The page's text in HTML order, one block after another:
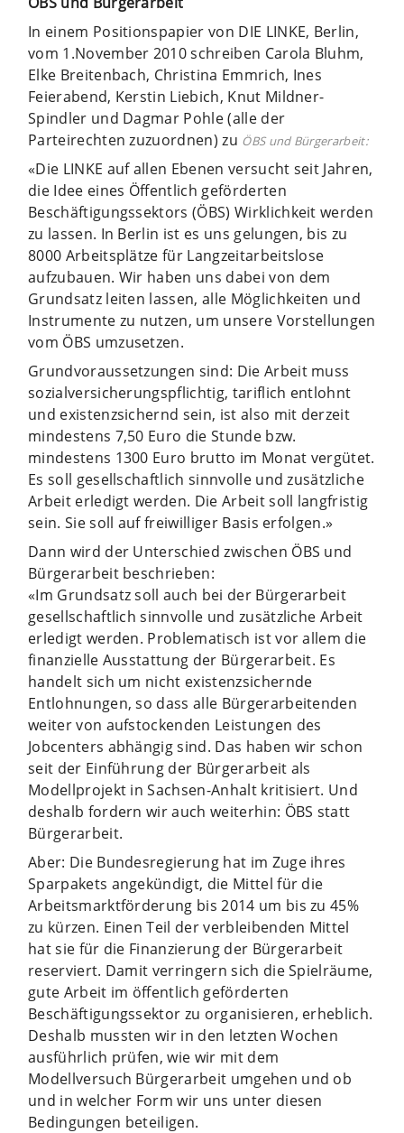
In einem Positionspapier von DIE LINKE, Berlin,
vom 1.November 2010 schreiben Carola Bluhm,
Elke Breitenbach, Christina Emmrich, Ines
Feierabend, Kerstin Liebich, Knut Mildner-
Spindler und Dagmar Pohle (alle der
Parteirechten zuzuordnen) zu ÖBS und Bürgerarbeit:
«Die LINKE auf allen Ebenen versucht seit Jahren,
die Idee eines Öffentlich geförderten
Beschäftigungssektors (ÖBS) Wirklichkeit werden
zu lassen. In Berlin ist es uns gelungen, bis zu
8000 Arbeitsplätze für Langzeitarbeitslose
aufzubauen. Wir haben uns dabei von dem
Grundsatz leiten lassen, alle Möglichkeiten und
Instrumente zu nutzen, um unsere Vorstellungen
vom ÖBS umzusetzen.
Grundvoraussetzungen sind: Die Arbeit muss
sozialversicherungspflichtig, tariflich entlohnt
und existenzsichernd sein, ist also mit derzeit
mindestens 7,50 Euro die Stunde bzw.
mindestens 1300 Euro brutto im Monat vergütet.
Es soll gesellschaftlich sinnvolle und zusätzliche
Arbeit erledigt werden. Die Arbeit soll langfristig
sein. Sie soll auf freiwilliger Basis erfolgen.»
Dann wird der Unterschied zwischen ÖBS und
Bürgerarbeit beschrieben:
«Im Grundsatz soll auch bei der Bürgerarbeit
gesellschaftlich sinnvolle und zusätzliche Arbeit
erledigt werden. Problematisch ist vor allem die
finanzielle Ausstattung der Bürgerarbeit. Es
handelt sich um nicht existenzsichernde
Entlohnungen, so dass alle Bürgerarbeitenden
weiter von aufstockenden Leistungen des
Jobcenters abhängig sind. Das haben wir schon
seit der Einführung der Bürgerarbeit als
Modellprojekt in Sachsen-Anhalt kritisiert. Und
deshalb fordern wir auch weiterhin: ÖBS statt
Bürgerarbeit.
Aber: Die Bundesregierung hat im Zuge ihres
Sparpakets angekündigt, die Mittel für die
Arbeitsmarktförderung bis 2014 um bis zu 45%
zu kürzen. Einen Teil der verbleibenden Mittel
hat sie für die Finanzierung der Bürgerarbeit
reserviert. Damit verringern sich die Spielräume,
gute Arbeit im öffentlich geförderten
Beschäftigungssektor zu organisieren, erheblich.
Deshalb mussten wir in den letzten Wochen
ausführlich prüfen, wie wir mit dem
Modellversuch Bürgerarbeit umgehen und ob
und in welcher Form wir uns unter diesen
Bedingungen beteiligen.